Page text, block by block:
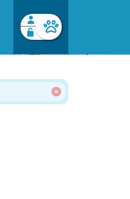
Log ind